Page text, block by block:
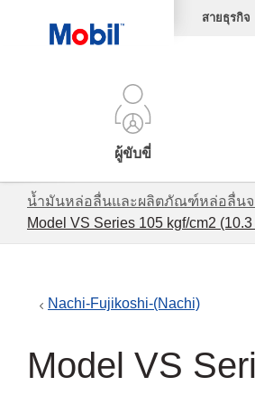
สายธุรกิจ
ผู้ขับขี่
น้ำมันหล่อลื่นและผลิตภัณฑ์หล่อลื่นจา
Model VS Series 105 kgf/cm2
Nachi-Fujikoshi-(Nachi)
Model VS